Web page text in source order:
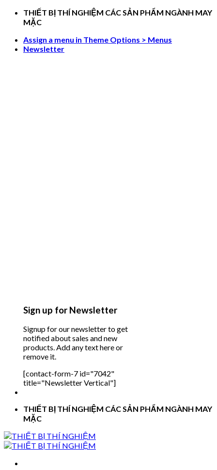
Skip
THIẾT BỊ THÍ NGHIỆM CÁC SẢN PHẨM NGÀNH MAY
MẶC
Assign a menu in Theme Options > Menus
Newsletter
Sign up for Newsletter
Signup for our newsletter to get
notified about sales and new
products. Add any text here or
remove it.
[contact-form-7 id="7042"
title="Newsletter Vertical"]
THIẾT BỊ THÍ NGHIỆM CÁC SẢN PHẨM NGÀNH MAY
MẶC